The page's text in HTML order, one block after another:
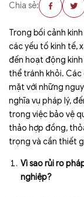
Chia sẻ:
Trong bối cảnh
các yếu tố kinh tế,
đến hoạt động
thể tránh khỏi. Các
mặt với những
nghĩa vụ pháp lý,
trong việc bảo vệ
thảo hợp đồng,
trọng và cần thiết
Vì sao rủi ro
nghiệp?